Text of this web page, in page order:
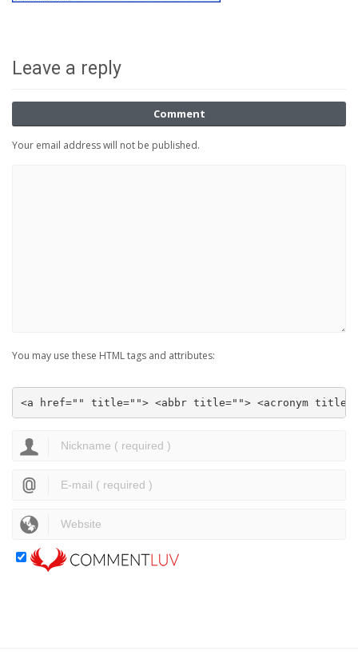
Leave a reply
Comment
Your email address will not be published.
You may use these HTML tags and attributes:
<a href="" title=""> <abbr title=""> <acronym